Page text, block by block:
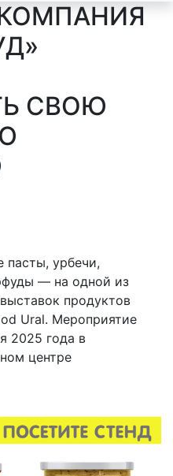
СВОЮ
урбечи,
— на одной из
продуктов
Ural. Мероприятие
2025 года в
центре